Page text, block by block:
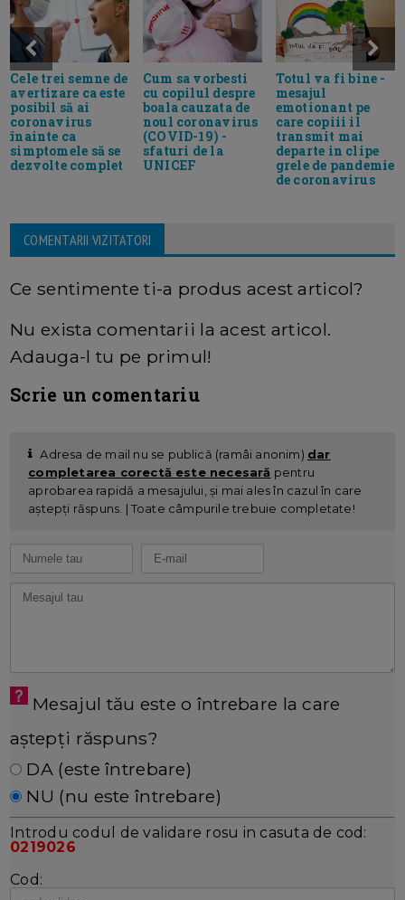
Cele trei semne de
avertizare ca este
posibil să ai
coronavirus
înainte ca
simptomele să se
dezvolte complet
Cum sa vorbesti
cu copilul despre
boala cauzata de
noul coronavirus
(COVID-19) -
sfaturi de la
UNICEF
Totul va fi bine -
mesajul
emotionant pe
care copiii il
transmit mai
departe in clipe
grele de pandemie
de coronavirus
COMENTARII VIZITATORI
Ce sentimente ti-a produs acest articol?
Nu exista comentarii la acest articol.
Adauga-l tu pe primul!
Scrie un comentariu
Adresa de mail nu se publică (ramâi anonim) dar
completarea corectă este necesară pentru
aprobarea rapidă a mesajului, și mai ales în cazul în care
aștepți răspuns. | Toate câmpurile trebuie completate!
Mesajul tău este o întrebare la care
aștepți răspuns?
DA (este întrebare)
NU (nu este întrebare)
Introdu codul de validare rosu in casuta de cod:
0219026
Cod: